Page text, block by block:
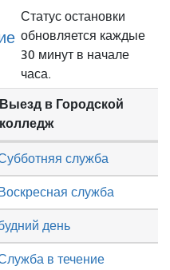
Статус остановки
обновляется каждые
30 минут в начале
часа.
Выезд в Городской
колледж
служба
Воскресная служба
день
в течение